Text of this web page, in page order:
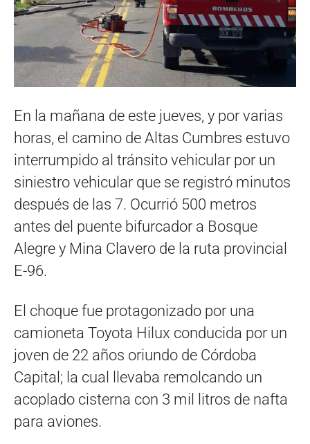
En la mañana de este jueves, y por varias
horas, el camino de Altas Cumbres estuvo
interrumpido al tránsito vehicular por un
siniestro vehicular que se registró minutos
después de las 7. Ocurrió 500 metros
antes del puente bifurcador a Bosque
Alegre y Mina Clavero de la ruta provincial
E-96.
El choque fue protagonizado por una
camioneta Toyota Hilux conducida por un
joven de 22 años oriundo de Córdoba
Capital; la cual llevaba remolcando un
acoplado cisterna con 3 mil litros de nafta
para aviones.